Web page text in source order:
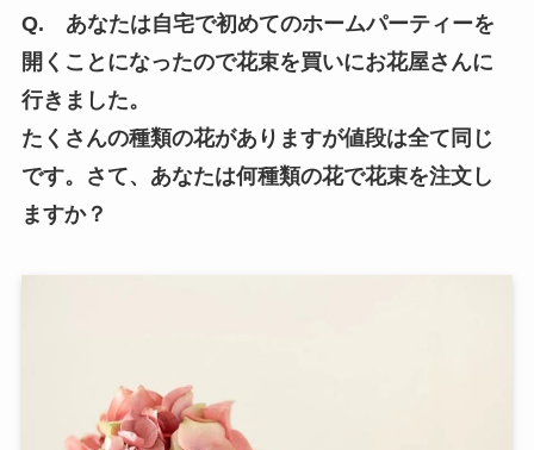
Q. あなたは自宅で初めてのホームパーティーを
開くことになったので花束を買いにお花屋さんに
行きました。
たくさんの種類の花がありますが値段は全て同じ
です。さて、あなたは何種類の花で花束を注文し
ますか？